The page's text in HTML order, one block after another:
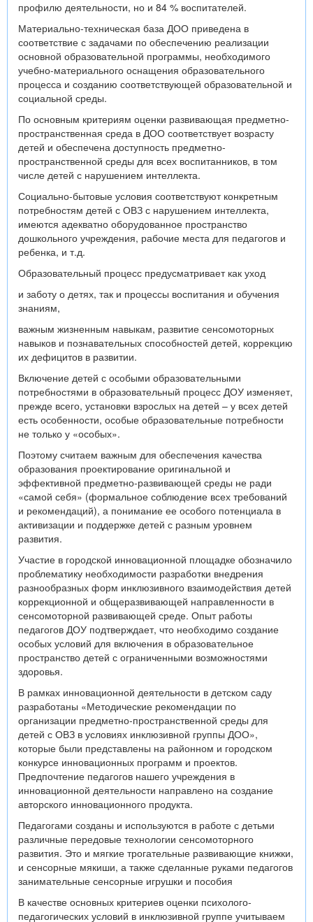
профилю деятельности, но и 84 % воспитателей.
Материально-техническая база ДОО приведена в
соответствие с задачами по обеспечению реализации
основной образовательной программы, необходимого
учебно-материального оснащения образовательного
процесса и созданию соответствующей образовательной и
социальной среды.
По основным критериям оценки развивающая предметно-
пространственная среда в ДОО соответствует возрасту
детей и обеспечена доступность предметно-
пространственной среды для всех воспитанников, в том
числе детей с нарушением интеллекта.
Социально-бытовые условия соответствуют конкретным
потребностям детей с ОВЗ с нарушением интеллекта,
имеются адекватно оборудованное пространство
дошкольного учреждения, рабочие места для педагогов и
ребенка, и т.д.
Образовательный процесс предусматривает как уход
и заботу о детях, так и процессы воспитания и обучения
знаниям,
важным жизненным навыкам, развитие сенсомоторных
навыков и познавательных способностей детей, коррекцию
их дефицитов в развитии.
Включение детей с особыми образовательными
потребностями в образовательный процесс ДОУ изменяет,
прежде всего, установки взрослых на детей – у всех детей
есть особенности, особые образовательные потребности
не только у «особых».
Поэтому считаем важным для обеспечения качества
образования проектирование оригинальной и
эффективной предметно-развивающей среды не ради
«самой себя» (формальное соблюдение всех требований
и рекомендаций), а понимание ее особого потенциала в
активизации и поддержке детей с разным уровнем
развития.
Участие в городской инновационной площадке обозначило
проблематику необходимости разработки внедрения
разнообразных форм инклюзивного взаимодействия детей
коррекционной и общеразвивающей направленности в
сенсомоторной развивающей среде. Опыт работы
педагогов ДОУ подтверждает, что необходимо создание
особых условий для включения в образовательное
пространство детей с ограниченными возможностями
здоровья.
В рамках инновационной деятельности в детском саду
разработаны «Методические рекомендации по
организации предметно-пространственной среды для
детей с ОВЗ в условиях инклюзивной группы ДОО»,
которые были представлены на районном и городском
конкурсе инновационных программ и проектов.
Предпочтение педагогов нашего учреждения в
инновационной деятельности направлено на создание
авторского инновационного продукта.
Педагогами созданы и используются в работе с детьми
различные передовые технологии сенсомоторного
развития. Это и мягкие трогательные развивающие книжки,
и сенсорные мякиши, а также сделанные руками педагогов
занимательные сенсорные игрушки и пособия
В качестве основных критериев оценки психолого-
педагогических условий в инклюзивной группе учитываем